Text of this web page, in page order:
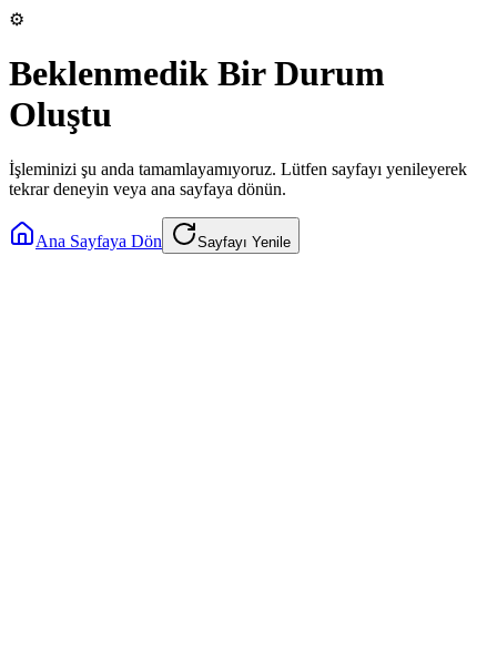
⚙️
Beklenmedik Bir Durum
Oluştu
İşleminizi şu anda tamamlayamıyoruz. Lütfen sayfayı yenileyerek
tekrar deneyin veya ana sayfaya dönün.
Ana Sayfaya Dön Sayfayı Yenile